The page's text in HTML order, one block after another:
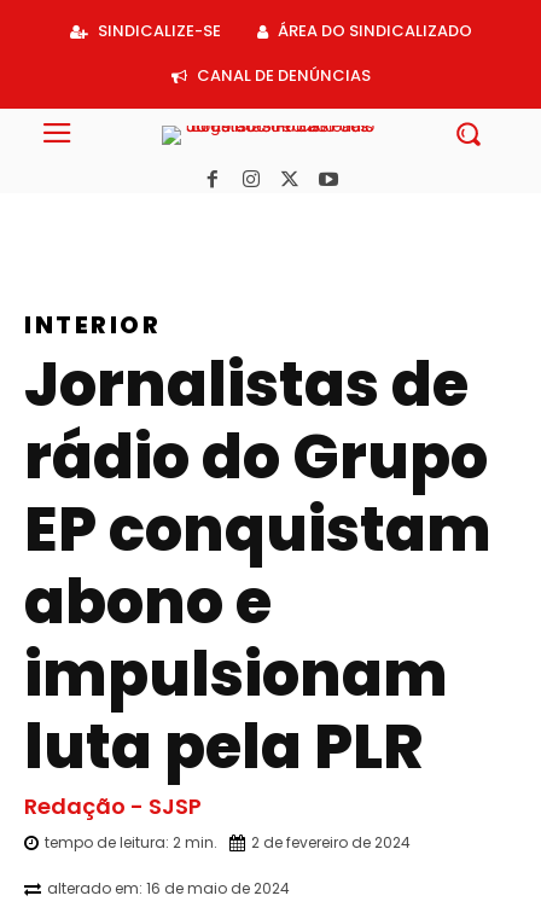
SINDICALIZE-SE
ÁREA DO SINDICALIZADO
CANAL DE DENÚNCIAS
INTERIOR
Jornalistas de
rádio do Grupo
EP conquistam
abono e
impulsionam
luta pela PLR
Redação - SJSP
tempo de leitura: 2min. 2 de fevereiro de 2024
alterado em: 16 de maio de 2024